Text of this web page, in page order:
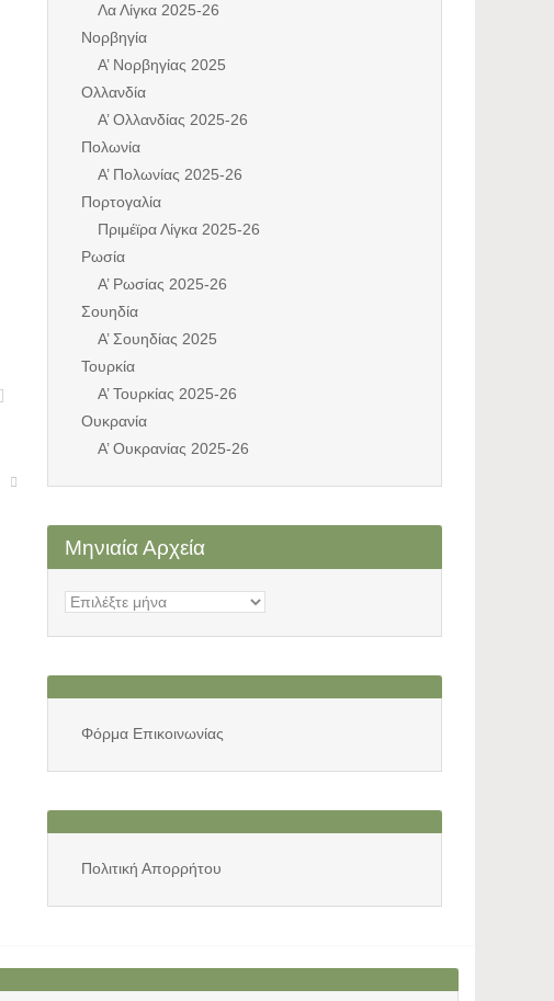
Λα Λίγκα 2025-26
Νορβηγία
Α’ Νορβηγίας 2025
Ολλανδία
Α’ Ολλανδίας 2025-26
Πολωνία
Α’ Πολωνίας 2025-26
Πορτογαλία
Πριμέϊρα Λίγκα 2025-26
Ρωσία
Α’ Ρωσίας 2025-26
Σουηδία
Α’ Σουηδίας 2025
Τουρκία
Α’ Τουρκίας 2025-26
Ουκρανία
Α’ Ουκρανίας 2025-26
Μηνιαία Αρχεία
Μηνιαία
Φόρμα Επικοινωνίας
Πολιτική Απορρήτου